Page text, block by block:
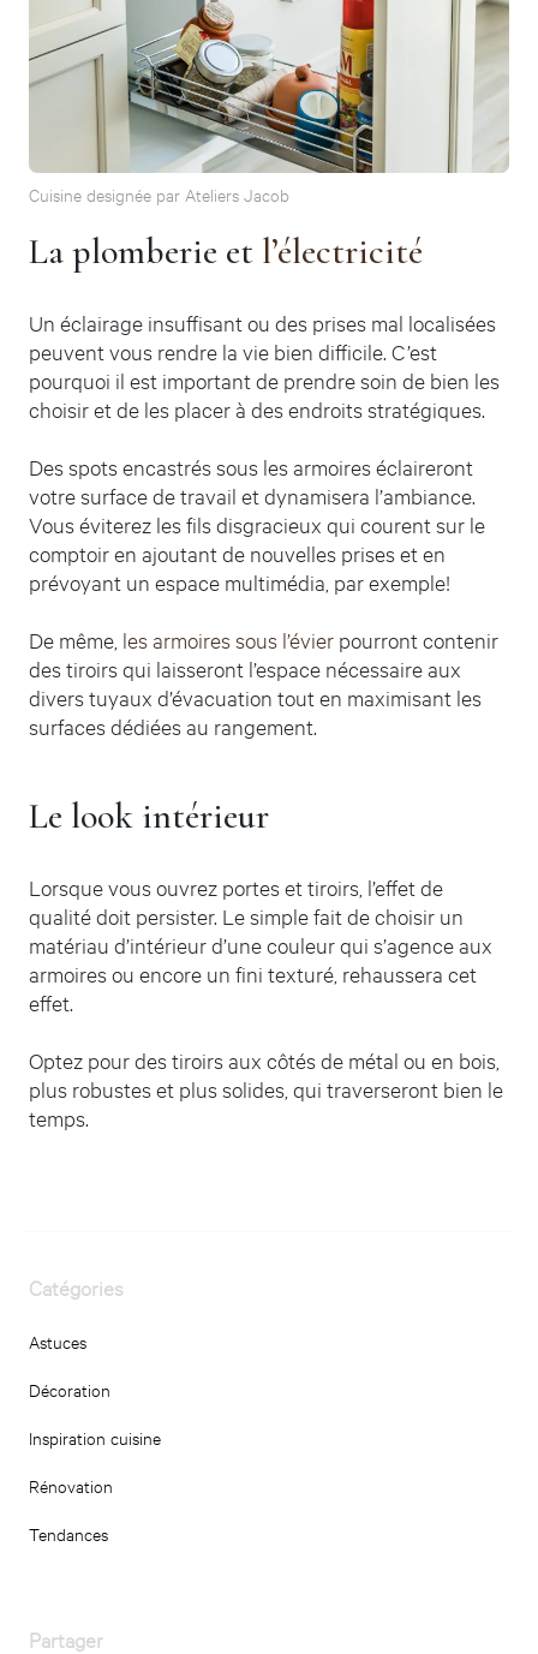
Cuisine designée par Ateliers Jacob
La plomberie etl’électricité
Un éclairage insuffisant ou des prises mal localisées
peuvent vous rendre la vie bien difficile. C’est
pourquoi il est important de prendre soin de bien les
choisir et de les placer à des endroits stratégiques.
Des spots encastrés sous les armoires éclaireront
votre surface de travail et dynamisera l’ambiance.
Vous éviterez les fils disgracieux qui courent sur le
comptoir en ajoutant de nouvelles prises et en
prévoyant un espace multimédia, par exemple!
De même, les armoires sous l’évier pourront contenir
des tiroirs qui laisseront l’espace nécessaire aux
divers tuyaux d’évacuation tout en maximisant les
surfaces dédiées au rangement.
Le look intérieur
Lorsque vous ouvrez portes et tiroirs, l’effet de
qualité doit persister. Le simple fait de choisir un
matériau d’intérieur d’une couleur qui s’agence aux
armoires ou encore un fini texturé, rehaussera cet
effet.
Optez pour des tiroirs aux côtés de métal ou en bois,
plus robustes et plus solides, qui traverseront bien le
temps.
Catégories
Astuces
Décoration
Inspiration cuisine
Rénovation
Tendances
Partager